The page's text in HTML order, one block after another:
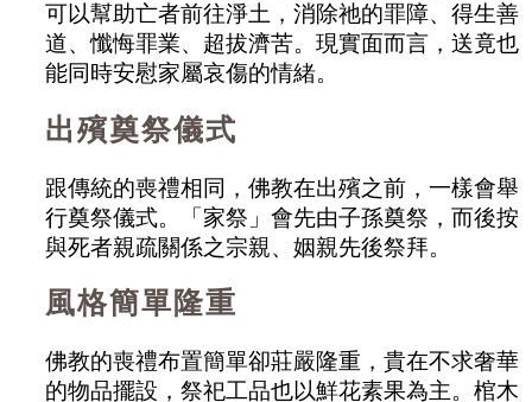
可以幫助亡者前往淨土，消除祂的罪障、得生善
道、懺悔罪業、超拔濟苦。現實面而言，送竟也
能同時安慰家屬哀傷的情緒。
出殯奠祭儀式
跟傳統的喪禮相同，佛教在出殯之前，一樣會舉
行奠祭儀式。「家祭」會先由子孫奠祭，而後按
與死者親疏關係之宗親、姻親先後祭拜。
風格簡單隆重
佛教的喪禮布置簡單卻莊嚴隆重，貴在不求奢華
的物品擺設，祭祀工品也以鮮花素果為主。棺木